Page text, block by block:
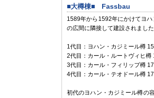
■大樽棟■ Fassbau
1589年から1592年にかけてヨ
の広間に隣接して建設されまし
1代目：ヨハン・カジミール樽
2代目：カール・ルートヴィヒ樽
3代目：カール・フィリップ樽
4代目：カール・テオドール樽
初代のヨハン・カジミール樽の